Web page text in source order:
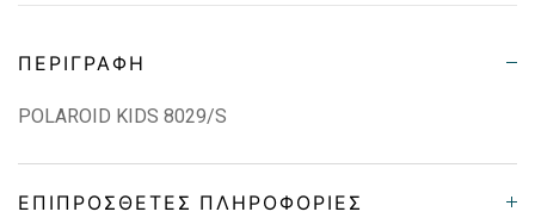
ΠΕΡΙΓΡΑΦΉ
POLAROID KIDS 8029/S
ΕΠΙΠΡΌΣΘΕΤΕΣ ΠΛΗΡΟΦΟΡΊΕΣ